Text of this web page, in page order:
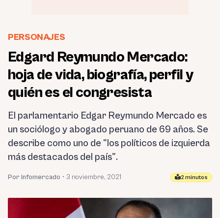
PERSONAJES
Edgard Reymundo Mercado:
hoja de vida, biografía, perfil y
quién es el congresista
El parlamentario Edgar Reymundo Mercado es
un sociólogo y abogado peruano de 69 años. Se
describe como uno de "los políticos de izquierda
más destacados del país".
Por Infomercado • 3 noviembre, 2021 2 minutos